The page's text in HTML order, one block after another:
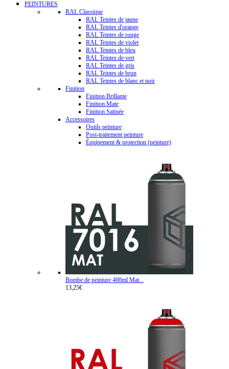
PEINTURES
RAL Classique
RAL Teintes de jaune
RAL Teintes d'orange
RAL Teintes de rouge
RAL Teintes de violet
RAL Teintes de bleu
RAL Teintes de vert
RAL Teintes de gris
RAL Teintes de brun
RAL Teintes de blanc et noir
Finition
Finition Brillante
Finition Mate
Finition Satinée
Accessoires
Outils peinture
Post-traitement peinture
Équipement & protection (peinture)
Bombe de peinture 400ml Mat...
13,25€